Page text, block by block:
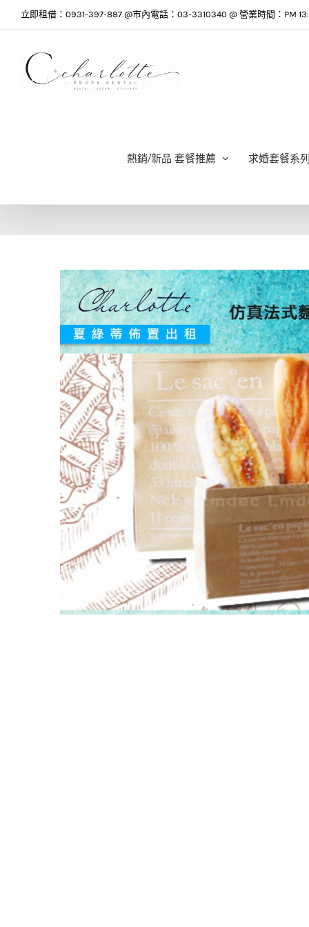
立即租借：0931-397-887 @市內電話：03-3310340 @ 營業時間：PM
熱銷/新品 套餐推薦 求婚套餐系列